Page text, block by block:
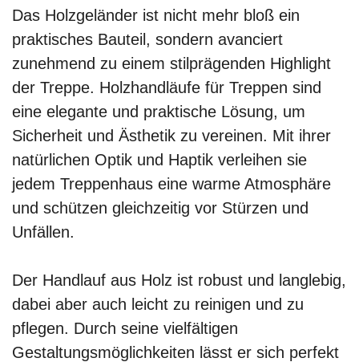
Das Holzgeländer ist nicht mehr bloß ein
praktisches Bauteil, sondern avanciert
zunehmend zu einem stilprägenden Highlight
der Treppe. Holzhandläufe für Treppen sind
eine elegante und praktische Lösung, um
Sicherheit und Ästhetik zu vereinen. Mit ihrer
natürlichen Optik und Haptik verleihen sie
jedem Treppenhaus eine warme Atmosphäre
und schützen gleichzeitig vor Stürzen und
Unfällen.
Der Handlauf aus Holz ist robust und langlebig,
dabei aber auch leicht zu reinigen und zu
pflegen. Durch seine vielfältigen
Gestaltungsmöglichkeiten lässt er sich perfekt